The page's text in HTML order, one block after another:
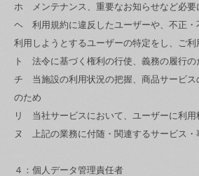
ホ メンテナンス、重要なお知らせなど必要
ヘ 利用規約に違反したユーザーや、不正・
利用しようとするユーザーの特定をし、ご
ト 法令に基づく権利の行使、義務の履行の
チ 当施設の利用状況の把握、商品サービス
のため
リ 当社サービスにおいて、ユーザーに利用
ヌ 上記の業務に付随・関連するサービス・
４：個人データ管理責任者